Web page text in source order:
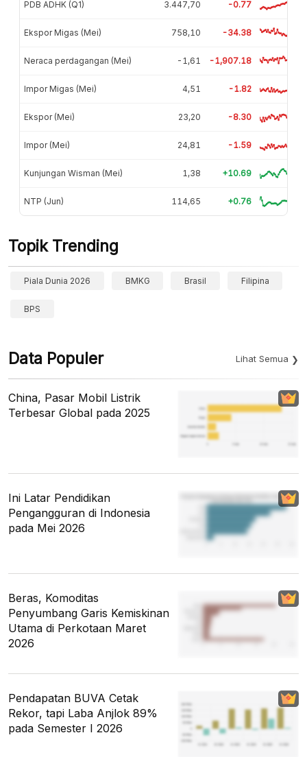
PDB ADHK (Q1) 3.447,70 -0.77
Ekspor Migas (Mei) 758,10 -34.38
Neraca perdagangan (Mei) -1,61 -1,907.18
Impor Migas (Mei) 4,51 -1.82
Ekspor (Mei) 23,20 -8.30
Impor (Mei) 24,81 -1.59
Kunjungan Wisman (Mei) 1,38 +10.69
NTP (Jun) 114,65 +0.76
Topik Trending
Piala Dunia 2026 BMKG Brasil Filipina
BPS
Data Populer Lihat Semua
China, Pasar Mobil Listrik
Terbesar Global pada 2025
Ini Latar Pendidikan
Pengangguran di Indonesia
pada Mei 2026
Beras, Komoditas
Penyumbang Garis Kemiskinan
Utama di Perkotaan Maret
2026
Pendapatan BUVA Cetak
Rekor, tapi Laba Anjlok 89%
pada Semester I 2026